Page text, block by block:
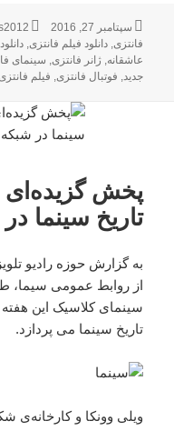
ارسال
شده
در
سپتامبر 27, 2016
فانتزی,دانلود فیلم فانتزی,
عاشقانه,ژانر فانتزی, سینمای
جدید, فوتبال فانتزی, فیلم
پخش گزیده‌ای
تاریخ سینما
به گزارش حوزه رادیو
از روابط عمومی سیما،
سینمای کلاسیک این هفته
تاریخ سینما می پردازد.